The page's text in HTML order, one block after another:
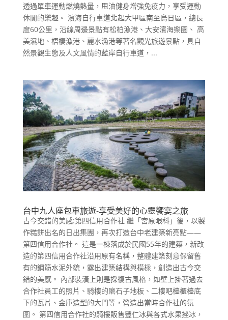
透過單車運動燃燒熱量，甩油健身增強免疫力，享受運動
休閒的樂趣。 濱海自行車道北起大甲區南至烏日區，總長
度60公里，沿線周邊景點有松柏漁港、大安濱海樂園、 高
美濕地、梧棲漁港、麗水漁港等著名觀光旅遊景點，具自
然景觀生態及人文風情的藍岸自行車道，...
台中九人座包車旅遊-享受美好的心靈饗宴之旅
古今交錯的美感:第四信用合作社 繼「宮原眼科」後，以製
作糕餅出名的日出集團，再次打造台中老建築新亮點——
第四信用合作社。 這是一棟落成於民國55年的建築，新改
造的第四信用合作社沿用原有名稱，整體建築刻意保留舊
有的鋼筋水泥外貌，露出建築結構與橫樑，創造出古今交
錯的美感。 內部裝潢上則是採復古風格，如壁上掛著過去
合作社員工的照片、騎樓的磨石子地板、二樓吧檯櫃檯底
下的瓦片、金庫造型的大門等，營造出當時合作社的氛
圍。 第四信用合作社的騎樓販售豐仁冰與各式水果挫冰，